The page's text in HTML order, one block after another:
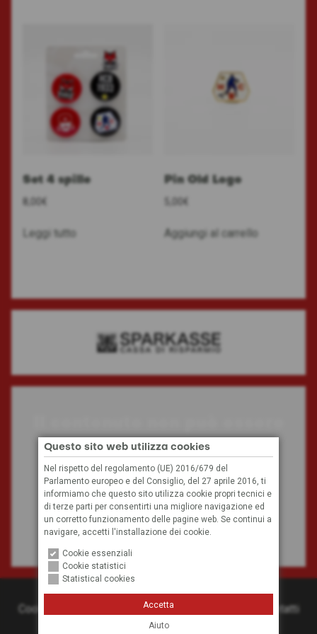
Set 4 spille
€
Leggi tutto
Pin Old Logo
€
Aggiungi al carrello
visualizzato
A causa delle tue impostazioni, non possiamo
visualizzare questo contenuto.
© 2026Hockey Club Bolzano
Cookies
Credits Condizioni generali Contatti
Questo sito web utilizza cookies
Nel rispetto del regolamento (UE) 2016/679 del
Parlamento europeo e del Consiglio, del 27 aprile 2016, ti
informiamo che questo sito utilizza cookie propri tecnici e
di terze parti per consentirti una migliore navigazione ed
un corretto funzionamento delle pagine web. Se continui a
navigare, accetti l'installazione dei cookie.
Cookie essenziali
Cookie statistici
Statistical cookies
Accetta
Aiuto